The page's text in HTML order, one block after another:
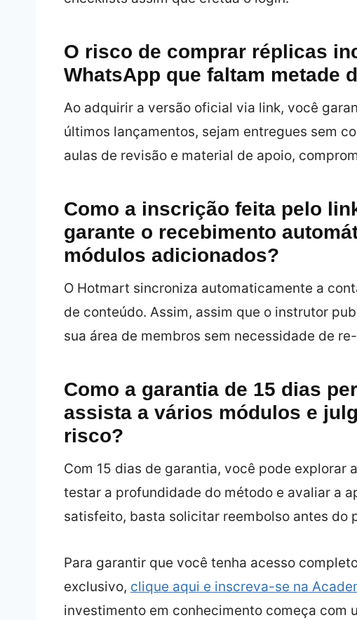
O risco de comprar réplicas
WhatsApp que faltam metade
Ao adquirir a versão oficial via link, você
últimos lançamentos, sejam entregues sem
aulas de revisão e material de apoio,
Como a inscrição feita pelo
garante o recebimento
módulos adicionados?
O Hotmart sincroniza automaticamente a
de conteúdo. Assim, assim que o instrutor
sua área de membros sem necessidade de
Como a garantia de 15 dias
assista a vários módulos e
risco?
Com 15 dias de garantia, você pode explorar
testar a profundidade do método e avaliar a
satisfeito, basta solicitar reembolso antes do
Para garantir que você tenha acesso
exclusivo, clique aqui e inscreva-se na
investimento em conhecimento começa com